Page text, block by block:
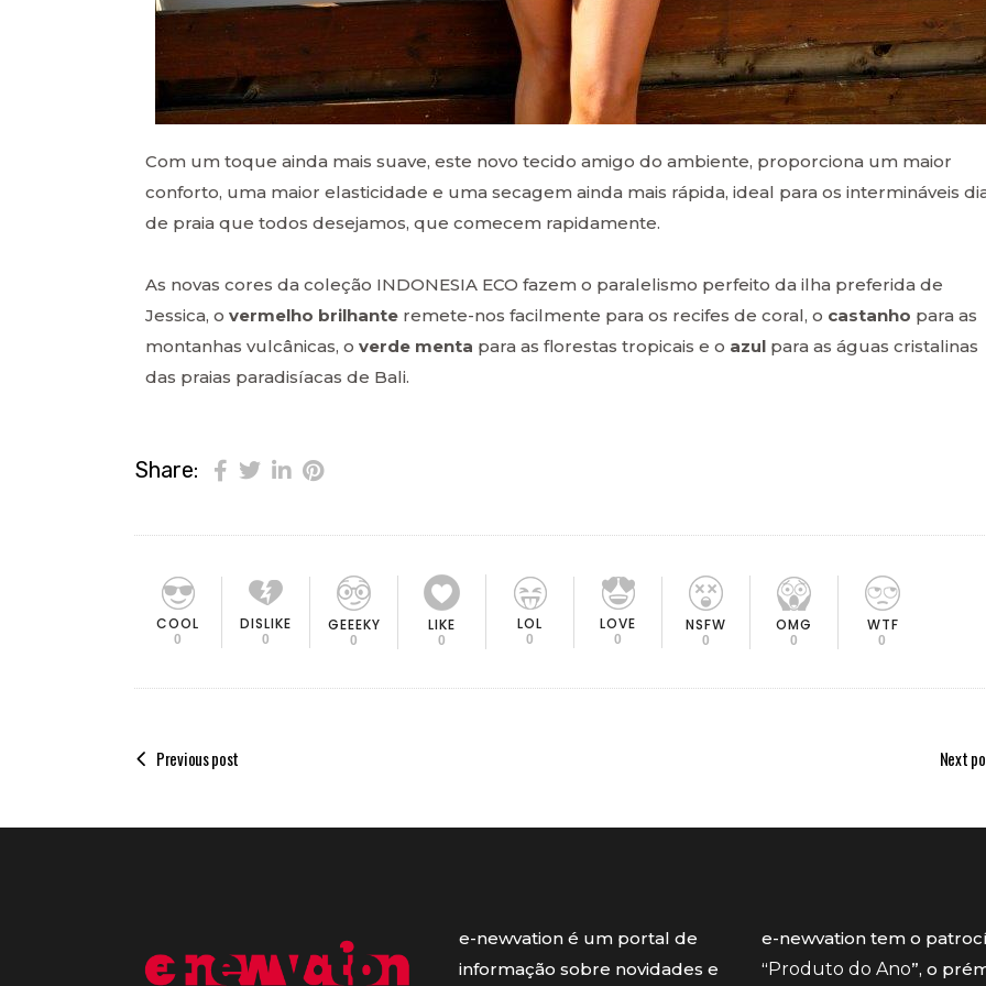
Com um toque ainda mais suave, este novo tecido amigo do ambiente, proporciona um maior
conforto, uma maior elasticidade e uma secagem ainda mais rápida, ideal para os intermináveis
de praia que todos desejamos, que comecem rapidamente.
As novas cores da coleção INDONESIA ECO fazem o paralelismo perfeito da ilha preferida de
Jessica, o vermelho brilhante remete-nos facilmente para os recifes de coral, o castanho para as
montanhas vulcânicas, o verde menta para as florestas tropicais e o azul para as águas cristalinas
das praias paradisíacas de Bali.
Share:
COOL
0
DISLIKE
0
GEEEKY
0
LIKE
0
LOL
0
LOVE
0
NSFW
0
OMG
0
WTF
0
Previous post Next
e-newvation é um portal de
informação sobre novidades e
e-newvation tem o
“ Produto do Ano”, o